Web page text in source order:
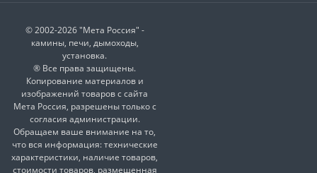
© 2002-2026 "Мета Россия" -
камины, печи, дымоходы,
установка.
® Все права защищены.
Копирование материалов и
изображений товаров с сайта
Мета Россия, разрешены только с
согласия администрации.
Обращаем ваше внимание на то,
что вся информация: технические
характеристики, наличие товаров,
стоимости товаров, размещенная